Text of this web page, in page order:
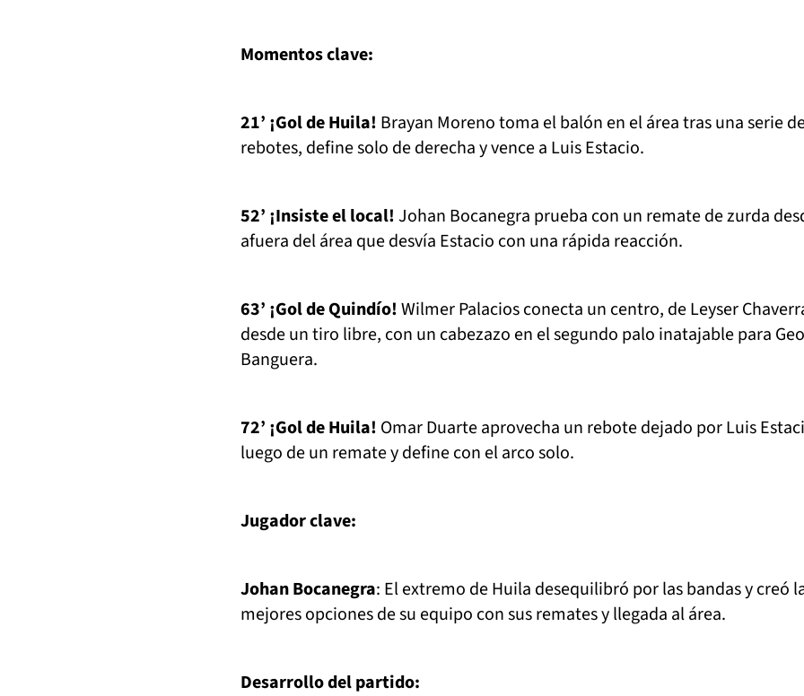
Momentos clave:
21’ ¡Gol de Huila! Brayan Moreno toma el balón en el área tras una serie
rebotes, define solo de derecha y vence a Luis Estacio.
52’ ¡Insiste el local!Johan Bocanegra prueba con un remate de zurda
afuera del área que desvía Estacio con una rápida reacción.
63’ ¡Gol de Quindío!Wilmer Palacios conecta un centro, de Leyser
desde un tiro libre, con un cabezazo en el segundo palo inatajable para
Banguera.
72’ ¡Gol de Huila! Omar Duarte aprovecha un rebote dejado por Luis
luego de un remate y define con el arco solo.
Jugador clave:
Johan Bocanegra: El extremo de Huila desequilibró por las bandas y creó
mejores opciones de su equipo con sus remates y llegada al área.
Desarrollo del partido: